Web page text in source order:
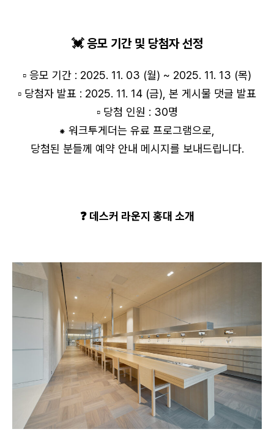
💓 응모 기간 및 당첨자 선정
▫️ 응모 기간 : 2025. 11. 03 (월) ~ 2025. 11. 13 (목)
▫️ 당첨자 발표 : 2025. 11. 14 (금), 본 게시물 댓글 발표
▫️ 당첨 인원 : 30명
⁕ 워크투게더는 유료 프로그램으로,
당첨된 분들께 예약 안내 메시지를 보내드립니다.
❓ 데스커 라운지 홍대 소개